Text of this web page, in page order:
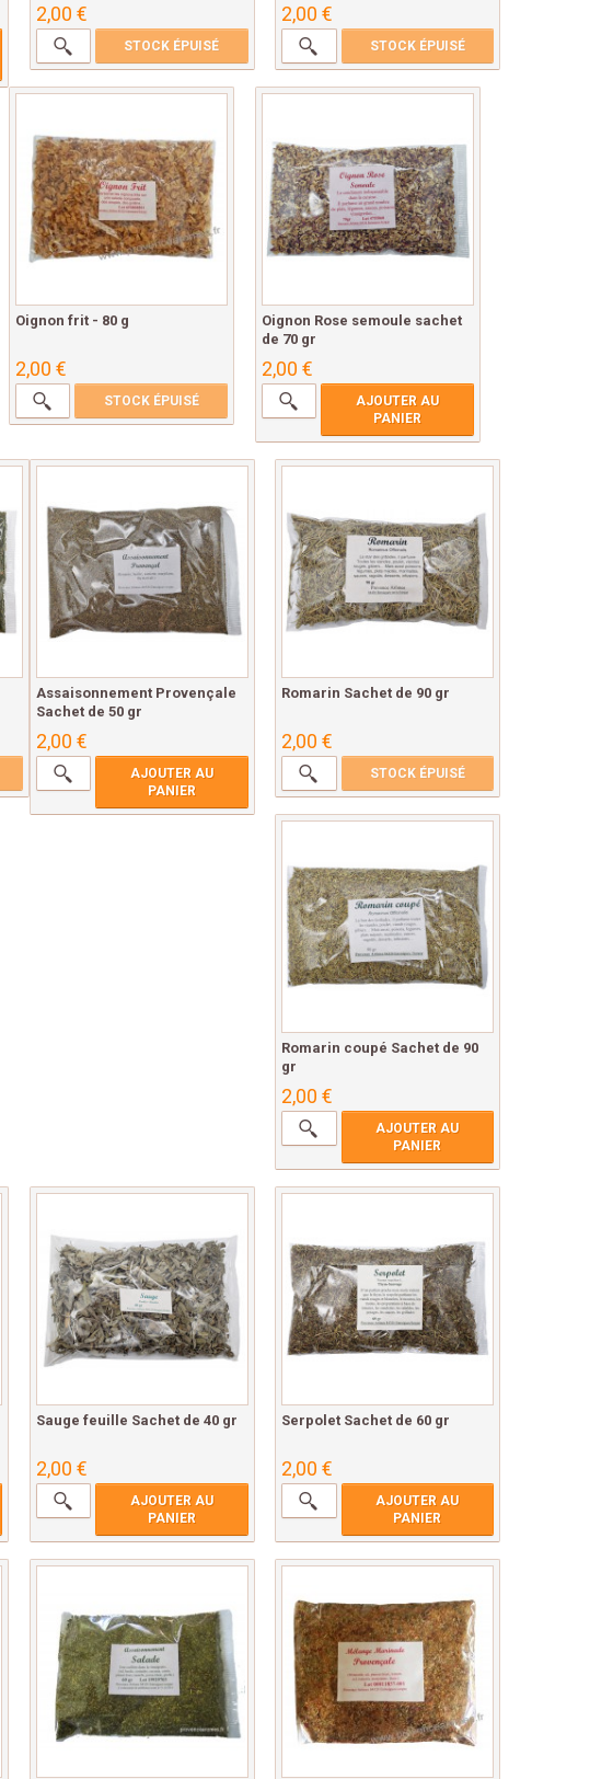
2,00 €
STOCK ÉPUISÉ
2,00 €
STOCK ÉPUISÉ
Oignon frit - 80 g
2,00 €
STOCK ÉPUISÉ
Oignon Rose semoule sachet
de 70 gr
2,00 €
AJOUTER AU
PANIER
Assaisonnement Provençale
Sachet de 50 gr
2,00 €
AJOUTER AU
PANIER
Romarin Sachet de 90 gr
2,00 €
STOCK ÉPUISÉ
Romarin coupé Sachet de 90
gr
2,00 €
AJOUTER AU
PANIER
Sauge feuille Sachet de 40 gr
2,00 €
AJOUTER AU
PANIER
Serpolet Sachet de 60 gr
2,00 €
AJOUTER AU
PANIER